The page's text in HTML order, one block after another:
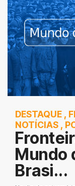
DESTAQUE ,
NOTÍCIAS ,
Mundo
Brasi...